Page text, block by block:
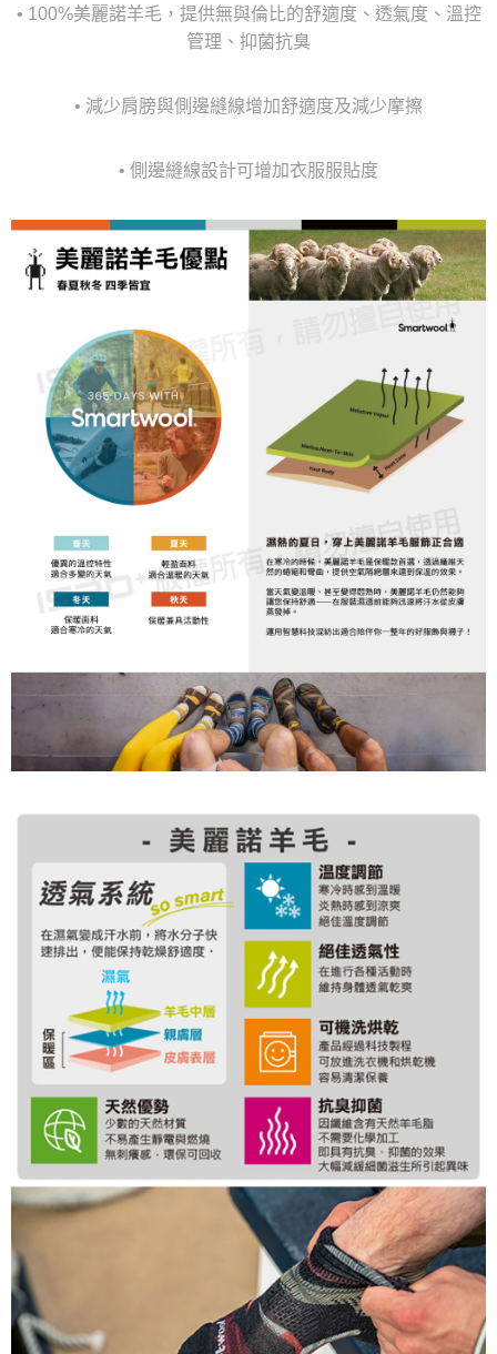
• 100%美麗諾羊毛，提供無與倫比的舒適度、透氣度、溫控
管理、抑菌抗臭
• 減少肩膀與側邊縫線增加舒適度及減少摩擦
• 側邊縫線設計可增加衣服服貼度